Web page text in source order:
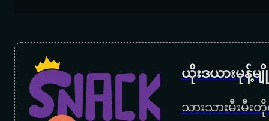
ယိုးဒယားမုန့်
သားသားမီးမီး